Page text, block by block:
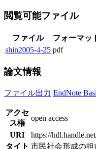
閲覧可能ファイル
ファイル フォーマッ
shin2005-4-25 pdf
論文情報
ファイル出力 EndNote
アクセ
ス権
open access
URI
https://
タイト 市民社会形成の